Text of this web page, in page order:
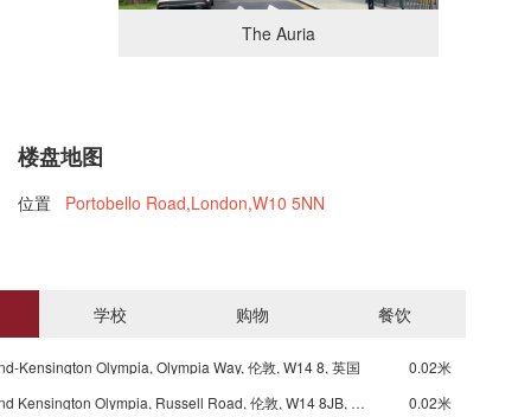
诺丁山位于伦敦西部，颇具波希米亚风格，这里流露出的不仅仅是伦敦
的华丽，更是丰富的文化内涵。诺丁山有着一排排整齐干净的维多利亚
在伦敦有着尤为独特的风格。著名的诺丁山狂欢节（Notting Hill
The Auria
楼盘地图
位置 Portobello Road,London,W10 5NN
学校 购物 餐饮
Kensington Olympia, Olympia Way, 伦敦, W14 8, 英国
0.02米
Underground Kensington Olympia, Russell Road, 伦敦, W14 8JB, 英国
0.02米